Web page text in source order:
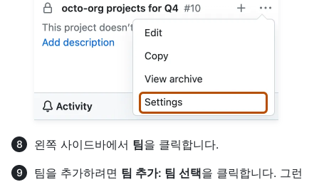
왼쪽 사이드바에서 팀을 클릭합니다.
팀을 추가하려면 팀 추가: 팀 선택을 클릭합니다. 그런